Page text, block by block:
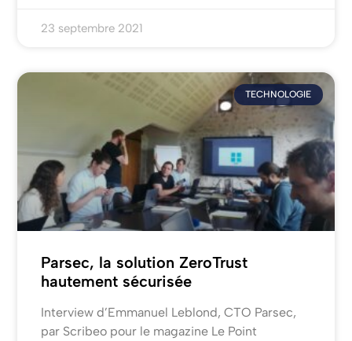
23 septembre 2021
TECHNOLOGIE
Parsec, la solution ZeroTrust
hautement sécurisée
Interview d’Emmanuel Leblond, CTO Parsec,
par Scribeo pour le magazine Le Point